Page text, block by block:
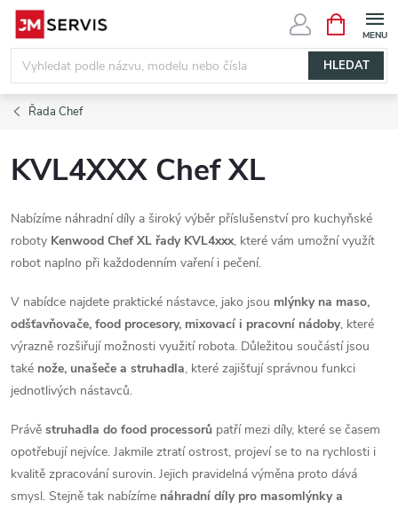
Přejít
obsah
HLEDAT
NÁKUPNÍ
KOŠÍK
Řada Chef
KVL4XXX Chef XL
Nabízíme náhradní díly a široký výběr příslušenství pro kuchyňské
roboty Kenwood Chef XL řady KVL4xxx, které vám umožní využít
robot naplno při každodenním vaření i pečení.
V nabídce najdete praktické nástavce, jako jsou mlýnky na maso,
odšťavňovače, food procesory, mixovací i pracovní nádoby, které
výrazně rozšiřují možnosti využití robota. Důležitou součástí jsou
také nože, unašeče a struhadla, které zajišťují správnou funkci
jednotlivých nástavců.
Právě struhadla do food processorů patří mezi díly, které se časem
opotřebují nejvíce. Jakmile ztratí ostrost, projeví se to na rychlosti i
kvalitě zpracování surovin. Jejich pravidelná výměna proto dává
smysl. Stejně tak nabízíme náhradní díly pro masomlýnky a